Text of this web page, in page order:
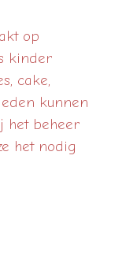
op
kinder
cake,
kunnen
het beheer
het nodig